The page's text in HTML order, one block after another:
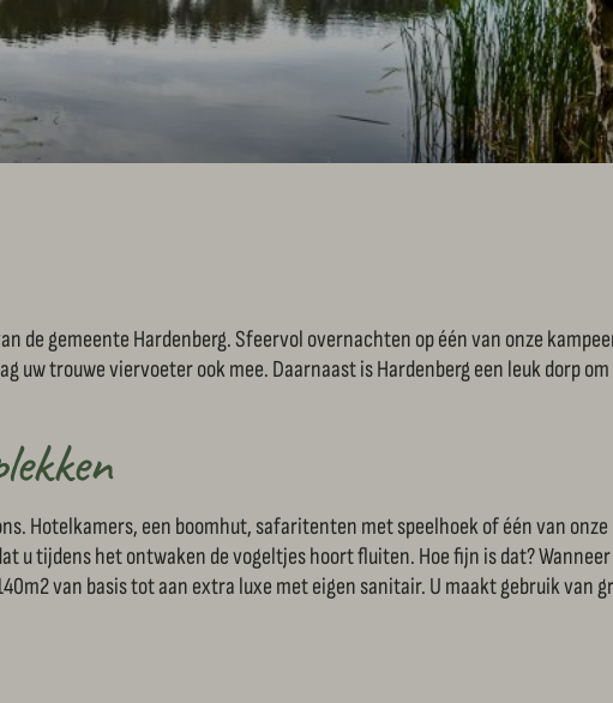
de gemeente Hardenberg. Sfeervol overnachten op één van onze
uw trouwe viervoeter ook mee. Daarnaast is Hardenberg een leuk dorp
Hotelkamers, een boomhut, safaritenten met speelhoek of één van onze
u tijdens het ontwaken de vogeltjes hoort fluiten. Hoe fijn is dat?
van basis tot aan extra luxe met eigen sanitair. U maakt gebruik van